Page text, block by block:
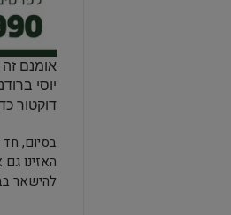
אומנם
יוסי
דוקטור
בסיום,
האזינו
להישאר